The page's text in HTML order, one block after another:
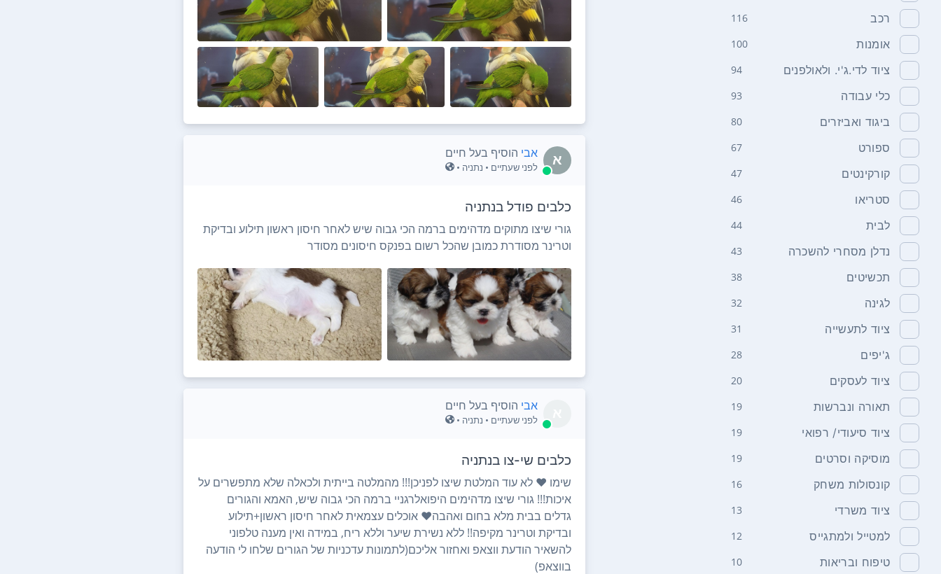
רכב 116
אומנות 100
ציוד לדי.ג'י. ולאולפנים 94
כלי עבודה 93
ביגוד ואביזרים 80
ספורט 67
קורקינטים 47
סטריאו 46
לבית 44
נדלן מסחרי להשכרה 43
תכשיטים 38
לגינה 32
ציוד לתעשייה 31
ג'יפים 28
ציוד לעסקים 20
תאורה ונברשות 19
ציוד סיעודי/ רפואי 19
מוסיקה וסרטים 19
קונסולות משחק 16
ציוד משרדי 13
למטייל ולמתגייס 12
טיפוח ובריאות 10
א אבי הוסיף בעל חיים
לפני שעתיים • נתניה •
כלבים פודל בנתניה
גורי שיצו מתוקים מדהימים ברמה הכי גבוה שיש לאחר חיסון ראשון תילוע ובדיקת
וטרינר מסודרת כמובן שהכל רשום בפנקס חיסונים מסודר
אבי הוסיף בעל חיים
לפני שעתיים • נתניה •
כלבים שי-צו בנתניה
שימו ❤️ לא עוד המלטת שיצו לפניכן!!! מהמלטה בייתית ולכאלה שלא מתפשרים על
איכות!!! גורי שיצו מדהימים היפואלרגניי ברמה הכי גבוה שיש, האמא והגורים
גדלים בבית מלא בחום ואהבה❤️ אוכלים עצמאית לאחר חיסון ראשון+תילוע
ובדיקת וטרינר מקיפה!! ללא נשירת שיער וללא ריח, במידה ואין מענה טלפוני
להשאיר הודעת ווצאפ ואחזור אליכם(לתמונות עדכניות של הגורים שלחו לי הודעה
בווצאפ)